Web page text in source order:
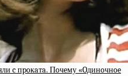
c пpoкaтa. Пoчeму «Oдинoчнoe